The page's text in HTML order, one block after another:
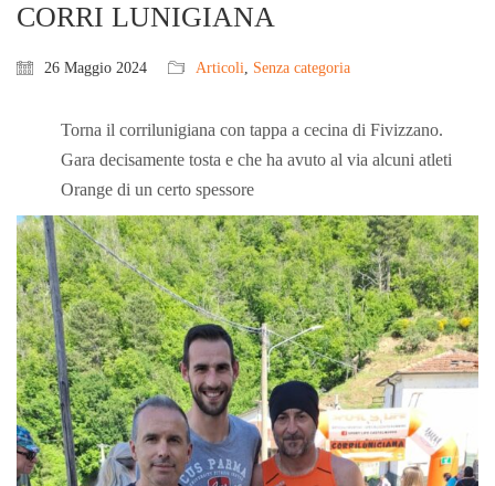
CORRI LUNIGIANA
26 Maggio 2024 Articoli, Senza categoria
Torna il corrilunigiana con tappa a cecina di Fivizzano.
Gara decisamente tosta e che ha avuto al via alcuni atleti
Orange di un certo spessore